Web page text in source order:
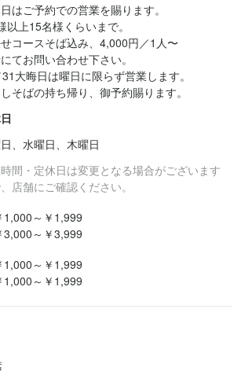
はご予約での営業を賜ります。
以上15名様くらいまで。
コースそば込み、4,000円／1人〜
てお問い合わせ下さい。
大晦日は曜日に限らず営業します。
そばの持ち帰り、御予約賜ります。
、水曜日、木曜日
間・定休日は変更となる場合がございます
店舗にご確認ください。
1,000～￥1,999
3,000～￥3,999
1,000～￥1,999
1,000～￥1,999